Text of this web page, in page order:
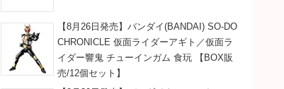
【8月26日発売】バンダイ(BANDAI) SO-DO
CHRONICLE 仮面ライダーアギト／仮面ラ
イダー響鬼 チューインガム 食玩 【BOX販
売/12個セット】